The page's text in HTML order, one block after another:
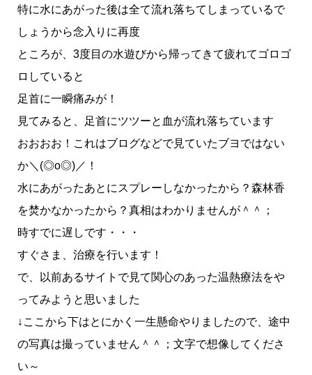
特に水にあがった後は全て流れ落ちてしまっているで
しょうから念入りに再度
ところが、3度目の水遊びから帰ってきて疲れてゴロゴ
ロしていると
足首に一瞬痛みが！
見てみると、足首にツツーと血が流れ落ちています
おおおお！これはブログなどで見ていたブヨではない
か＼(◎o◎)／！
水にあがったあとにスプレーしなかったから？森林香
を焚かなかったから？真相はわかりませんが＾＾；
時すでに遅しです・・・
すぐさま、治療を行います！
で、以前あるサイトで見て関心のあった温熱療法をや
ってみようと思いました
↓ここから下はとにかく一生懸命やりましたので、途中
の写真は撮っていません＾＾；文字で想像してくださ
い～